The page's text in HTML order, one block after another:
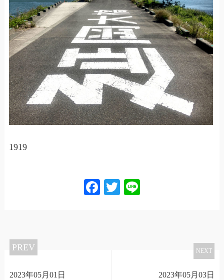
1919
Facebook
Twitter
PREV
2023年05月01日
NEXT
2023年05月03日